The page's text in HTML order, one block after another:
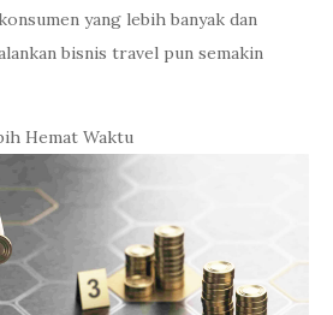
yang lebih banyak dan
bisnis travel pun semakin
Hemat Waktu